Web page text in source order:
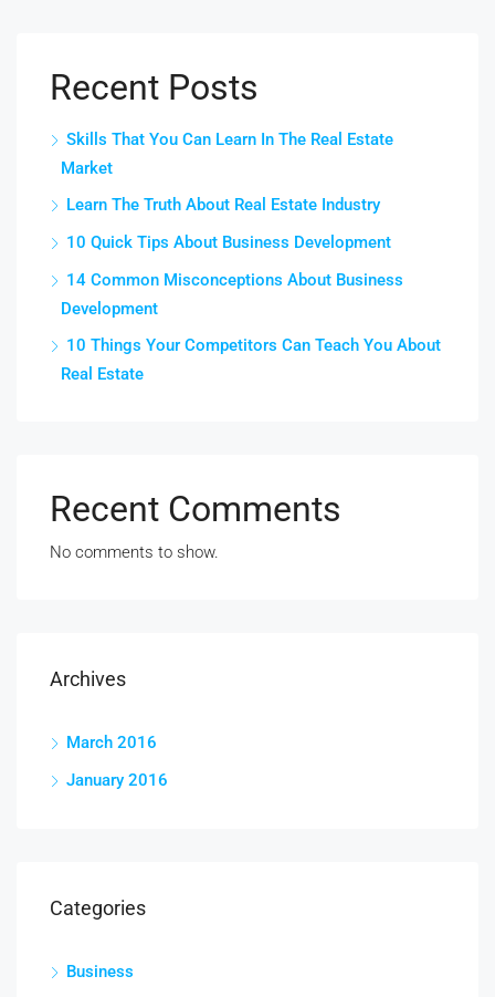
Recent Posts
Skills That You Can Learn In The Real Estate
Market
Learn The Truth About Real Estate Industry
10 Quick Tips About Business Development
14 Common Misconceptions About Business
Development
10 Things Your Competitors Can Teach You About
Real Estate
Recent Comments
No comments to show.
Archives
March 2016
January 2016
Categories
Business